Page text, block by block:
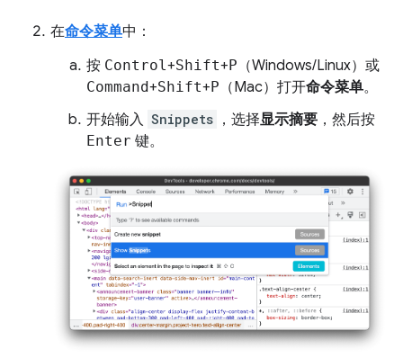
在命令菜单中：
按 Control +Shift+P （Windows/Linux）或
Command+Shift+P （Mac）打开命令菜单。
开始输入 Snippets ，选择显示摘要 ，然后按
Enter 键。